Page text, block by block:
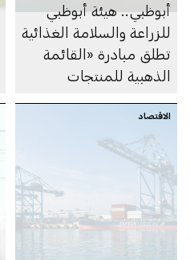
أبوظبي.. هيئة أبوظبي
للزراعة والسلامة الغذائية
تطلق مبادرة «القائمة
الذهبية للمنتجات
الاقتصاد